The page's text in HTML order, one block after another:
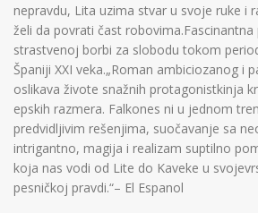
nepravdu, Lita uzima stvar u svoje ruke i
želi da povrati čast
strastvenoj borbi za slobodu tokom
Španiji XXI veka.„Roman ambiciozanog i
oslikava živote snažnih protagonistkinja
epskih razmera. Falkones ni u jednom
predvidljivim rešenjima, suočavanje sa
intrigantno, magija i realizam suptilno
koja nas vodi od Lite do Kaveke u
pesničkoj pravdi.“– El Espanol